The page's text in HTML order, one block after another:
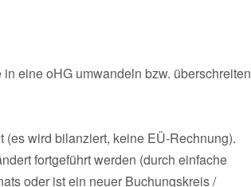
eine oHG umwandeln bzw. überschreiten
wird bilanziert, keine EÜ-Rechnung).
fortgeführt werden (durch einfache
oder ist ein neuer Buchungskreis /